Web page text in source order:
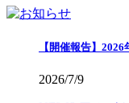
【開催報告】
2026/7/9